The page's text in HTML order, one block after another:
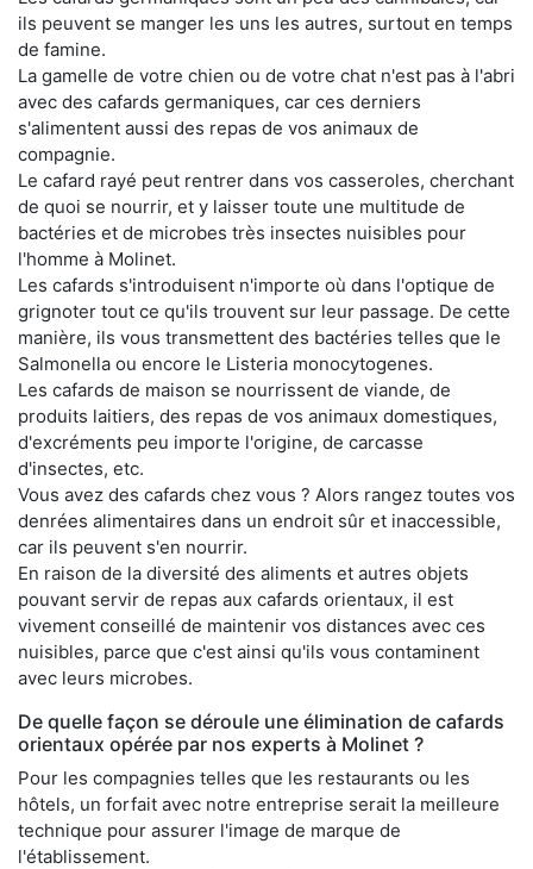
ils peuvent se manger les uns les autres, surtout en temps
de famine.
La gamelle de votre chien ou de votre chat n'est pas à l'abri
avec des cafards germaniques, car ces derniers
s'alimentent aussi des repas de vos animaux de
compagnie.
Le cafard rayé peut rentrer dans vos casseroles, cherchant
de quoi se nourrir, et y laisser toute une multitude de
bactéries et de microbes très insectes nuisibles pour
l'homme à Molinet.
Les cafards s'introduisent n'importe où dans l'optique de
grignoter tout ce qu'ils trouvent sur leur passage. De cette
manière, ils vous transmettent des bactéries telles que le
Salmonella ou encore le Listeria monocytogenes.
Les cafards de maison se nourrissent de viande, de
produits laitiers, des repas de vos animaux domestiques,
d'excréments peu importe l'origine, de carcasse
d'insectes, etc.
Vous avez des cafards chez vous ? Alors rangez toutes vos
denrées alimentaires dans un endroit sûr et inaccessible,
car ils peuvent s'en nourrir.
En raison de la diversité des aliments et autres objets
pouvant servir de repas aux cafards orientaux, il est
vivement conseillé de maintenir vos distances avec ces
nuisibles, parce que c'est ainsi qu'ils vous contaminent
avec leurs microbes.
De quelle façon se déroule une élimination de cafards
orientaux opérée par nos experts à Molinet ?
Pour les compagnies telles que les restaurants ou les
hôtels, un forfait avec notre entreprise serait la meilleure
technique pour assurer l'image de marque de
l'établissement.